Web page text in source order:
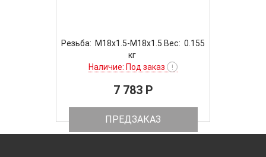
Резьба: M18x1.5-M18x1.5 Вес: 0.155
кг
Наличие: Под заказ
!
7 783 P
ПРЕДЗАКАЗ